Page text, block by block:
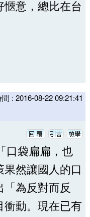
意，總比在台
: 2016-08-22 09:21:41
口袋扁扁，也
然讓國人的口
為反對而反
動。現在已有